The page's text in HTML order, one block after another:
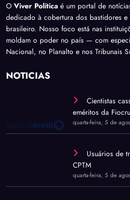
O Viver Política é um portal de
dedicado à cobertura dos bastidores
brasileiro. Nosso foco está nas
moldam o poder no país — com
Nacional, no Planalto e nos Tribunais
NOTÍCIAS
Cientistas
eméritos da
quarta-feira, 5 de
Usuários de
CPTM
quarta-feira, 5 de